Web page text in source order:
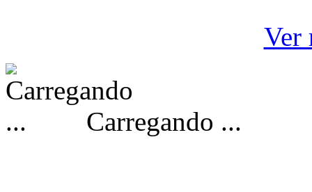
Ver
Carregando ...